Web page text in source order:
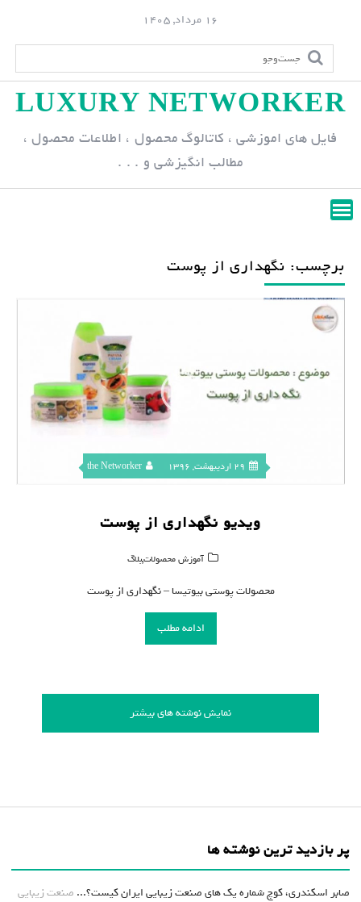
p
n
16 مرداد, 1405
LUXURY NETWORKER
فایل های اموزشی ، کاتالوگ محصول ، اطلاعات محصول ،
مطالب انگیزشی و . . .
برچسب: نگهداری از پوست
29 اردیبهشت, 1396 the Networker
ویدیو نگهداری از پوست
آموزش محصولات,بلاگ
محصولات پوستی بیوتیسا – نگهداری از پوست
ادامه مطلب
نمایش نوشته های بیشتر
پر بازدید ترین نوشته ها
صابر اسکندری، کوچ شماره یک های صنعت زیبایی ایران کیست؟... صنعت زیبایی